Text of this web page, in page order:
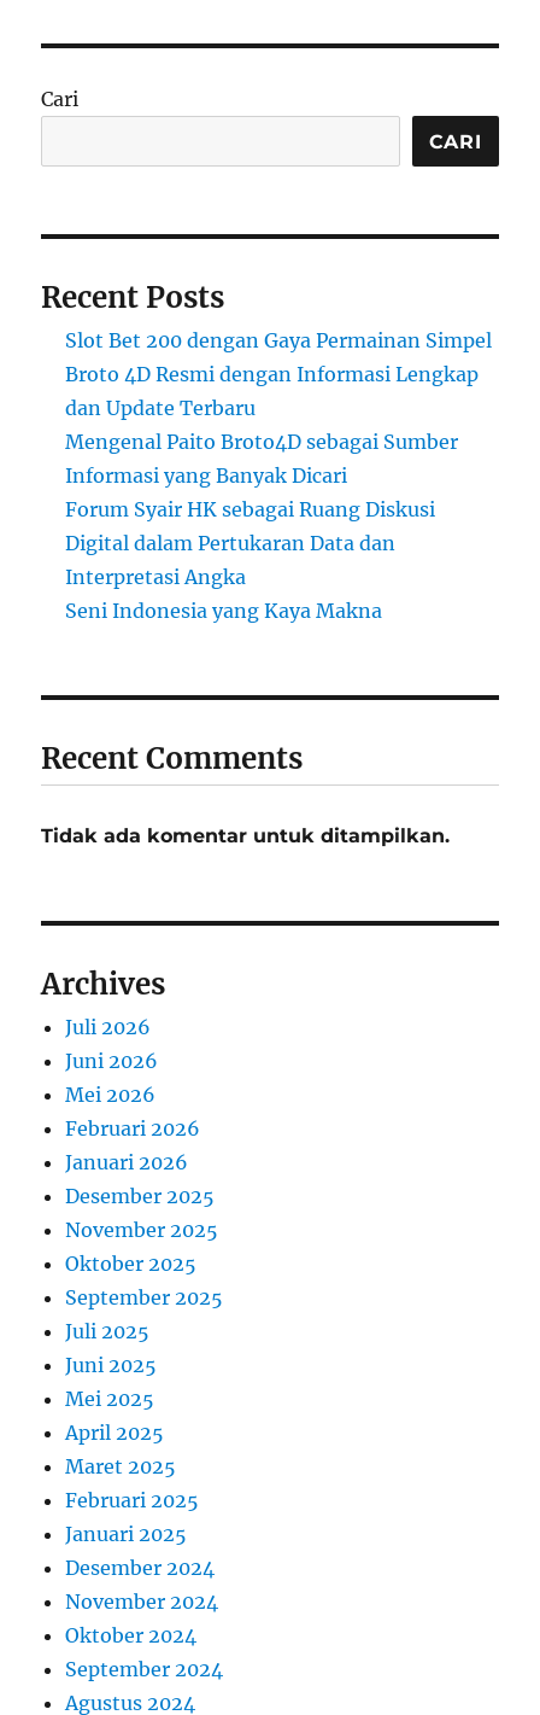
Cari
CARI
Recent Posts
Slot Bet 200 dengan Gaya Permainan Simpel
Broto 4D Resmi dengan Informasi Lengkap
dan Update Terbaru
Mengenal Paito Broto4D sebagai Sumber
Informasi yang Banyak Dicari
Forum Syair HK sebagai Ruang Diskusi
Digital dalam Pertukaran Data dan
Interpretasi Angka
Seni Indonesia yang Kaya Makna
Recent Comments
Tidak ada komentar untuk ditampilkan.
Archives
Juli 2026
Juni 2026
Mei 2026
Februari 2026
Januari 2026
Desember 2025
November 2025
Oktober 2025
September 2025
Juli 2025
Juni 2025
Mei 2025
April 2025
Maret 2025
Februari 2025
Januari 2025
Desember 2024
November 2024
Oktober 2024
September 2024
Agustus 2024